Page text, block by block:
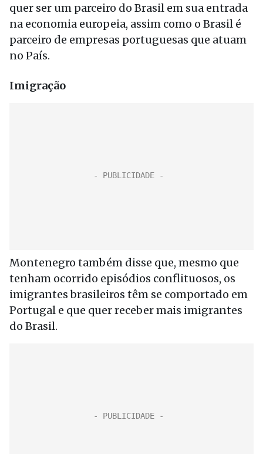
quer ser um parceiro do Brasil em sua entrada
na economia europeia, assim como o Brasil é
parceiro de empresas portuguesas que atuam
no País.
Imigração
Montenegro também disse que, mesmo que
tenham ocorrido episódios conflituosos, os
imigrantes brasileiros têm se comportado em
Portugal e que quer receber mais imigrantes
do Brasil.